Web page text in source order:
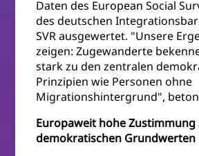
Daten des European Social
des deutschen
SVR ausgewertet. "Unsere
zeigen: Zugewanderte
stark zu den zentralen
Prinzipien wie Personen ohne
Migrationshintergrund",
Europaweit hohe Zustimmung
demokratischen Grundwerten